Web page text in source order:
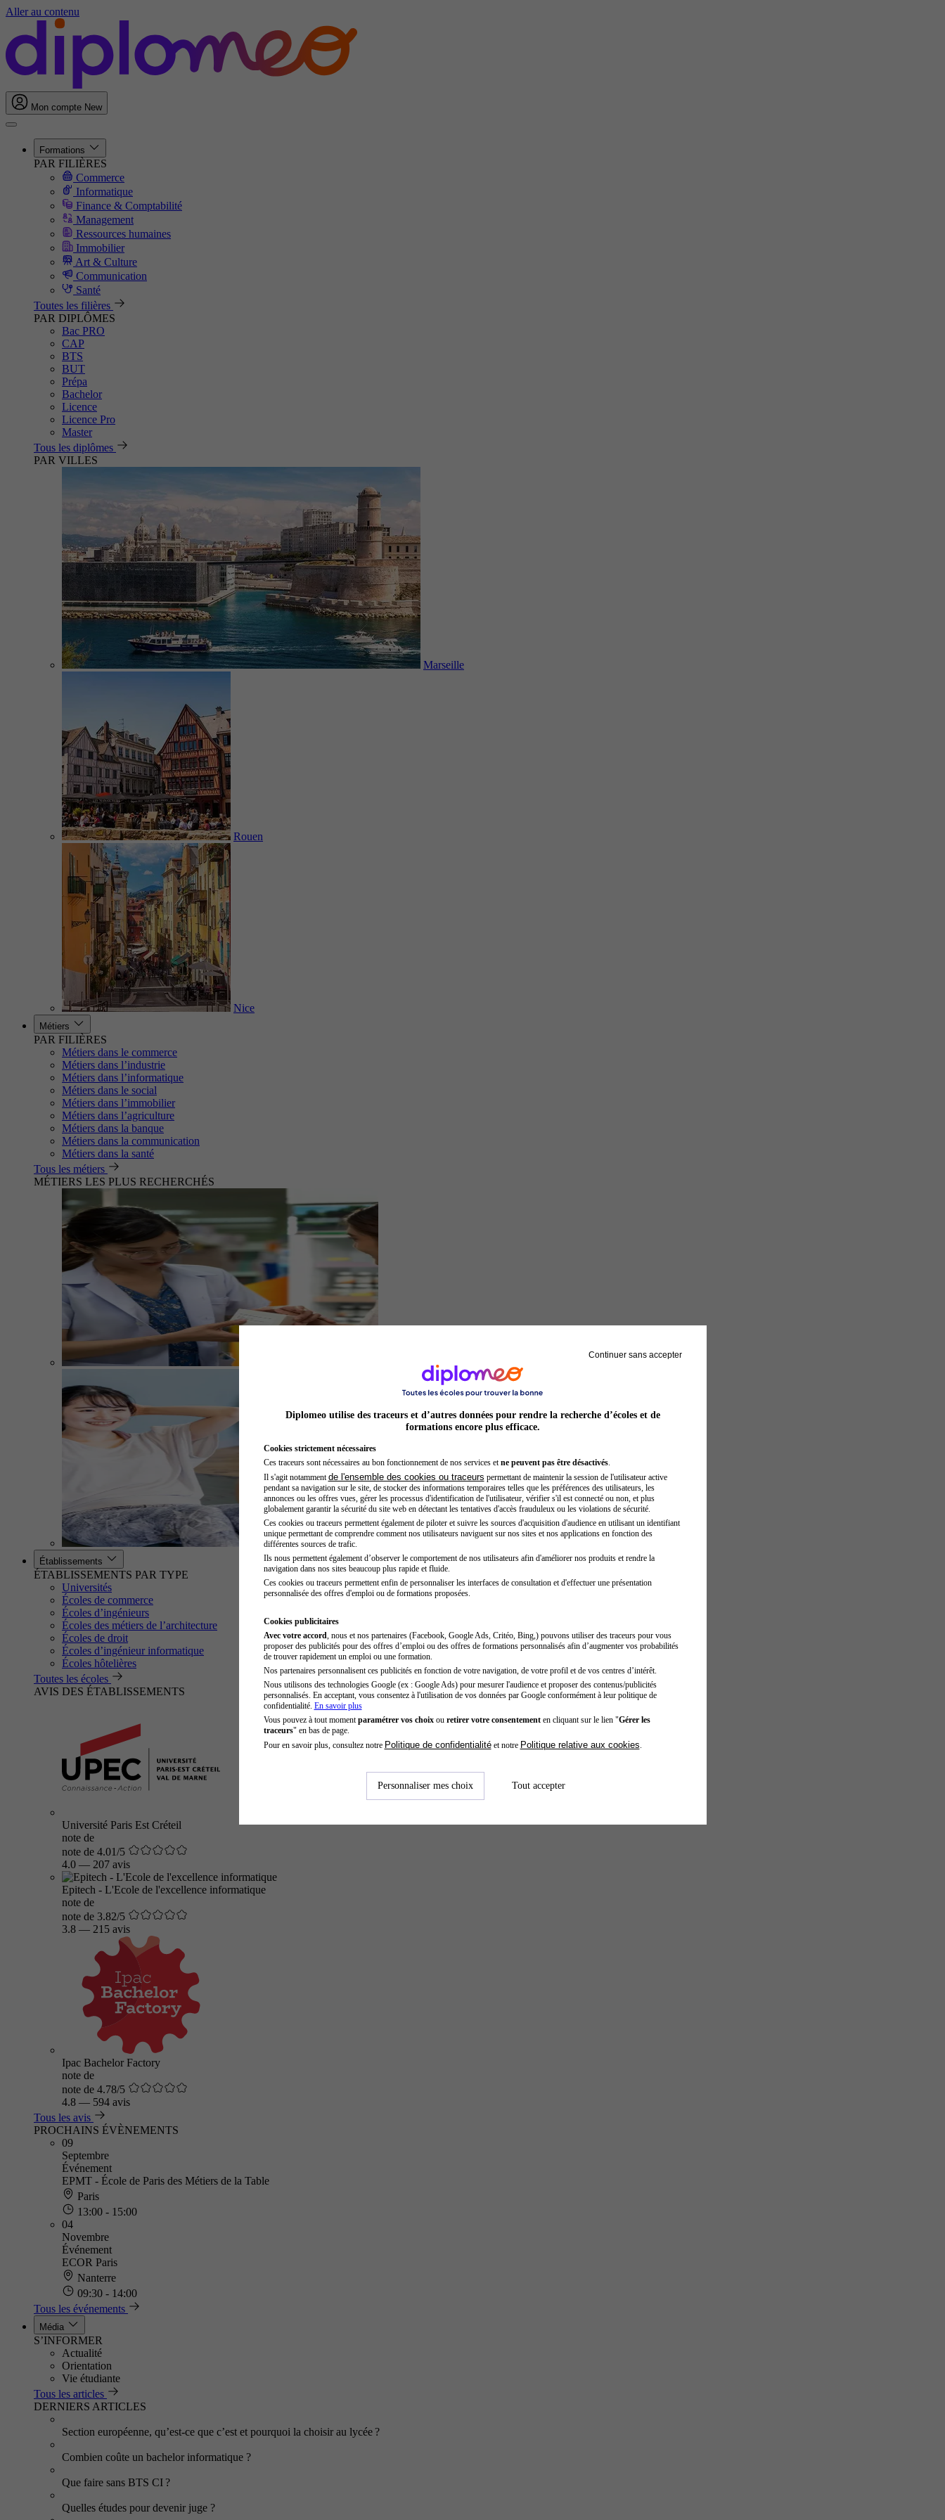
Aller au contenu
Mon compte New
Formations
PAR FILIÈRES
Commerce
Informatique
Finance & Comptabilité
Management
Ressources humaines
Immobilier
Art & Culture
Communication
Santé
Toutes les filières
PAR DIPLÔMES
Bac PRO
CAP
BTS
BUT
Prépa
Bachelor
Licence
Licence Pro
Master
Tous les diplômes
PAR VILLES
Marseille
Rouen
Nice
Métiers
PAR FILIÈRES
Métiers dans le commerce
Métiers dans l’industrie
Métiers dans l’informatique
Métiers dans le social
Métiers dans l’immobilier
Métiers dans l’agriculture
Métiers dans la banque
Métiers dans la communication
Métiers dans la santé
Tous les métiers
MÉTIERS LES PLUS RECHERCHÉS
Préparateur en pharmacie
Établissements
ÉTABLISSEMENTS PAR TYPE
Universités
Écoles de commerce
Écoles d’ingénieurs
Écoles des métiers de l’architecture
Écoles de droit
Écoles d’ingénieur informatique
Écoles hôtelières
Toutes les écoles
AVIS DES ÉTABLISSEMENTS
Université Paris Est Créteil
note de
note de 4.01/5
4.0 — 207 avis
Epitech - L'Ecole de l'excellence informatique
note de
note de 3.82/5
3.8 — 215 avis
Ipac Bachelor Factory
note de
note de 4.78/5
4.8 — 594 avis
Tous les avis
PROCHAINS ÉVÈNEMENTS
09
Septembre
Événement
EPMT - École de Paris des Métiers de la Table
Paris
13:00 - 15:00
04
Novembre
Événement
ECOR Paris
Nanterre
09:30 - 14:00
Tous les événements
Média
S’INFORMER
Actualité
Orientation
Vie étudiante
Tous les articles
DERNIERS ARTICLES
Section européenne, qu’est-ce que c’est et pourquoi la choisir au lycée ?
Combien coûte un bachelor informatique ?
Que faire sans BTS CI ?
Quelles études pour devenir juge ?
Continuer sans accepter
Diplomeo utilise des traceurs et d’autres données pour rendre la recherche d’écoles et de
formations encore plus efficace.
Cookies strictement nécessaires
Ces traceurs sont nécessaires au bon fonctionnement de nos services et ne peuvent pas être désactivés.
Il s'agit notamment de l'ensemble des cookies ou traceurs permettant de maintenir la session de l'utilisateur active
pendant sa navigation sur le site, de stocker des informations temporaires telles que les préférences des utilisateurs, les
annonces ou les offres vues, gérer les processus d'identification de l'utilisateur, vérifier s'il est connecté ou non, et plus
globalement garantir la sécurité du site web en détectant les tentatives d'accès frauduleux ou les violations de sécurité.
Ces cookies ou traceurs permettent également de piloter et suivre les sources d'acquisition d'audience en utilisant un identifiant
unique permettant de comprendre comment nos utilisateurs naviguent sur nos sites et nos applications en fonction des
différentes sources de trafic.
Ils nous permettent également d’observer le comportement de nos utilisateurs afin d'améliorer nos produits et rendre la
navigation dans nos sites beaucoup plus rapide et fluide.
Ces cookies ou traceurs permettent enfin de personnaliser les interfaces de consultation et d'effectuer une présentation
personnalisée des offres d'emploi ou de formations proposées.
Cookies publicitaires
Avec votre accord , nous et nos partenaires (Facebook, Google Ads, Critéo, Bing,) pouvons utiliser des traceurs pour vous
proposer des publicités pour des offres d’emploi ou des offres de formations personnalisés afin d’augmenter vos probabilités
de trouver rapidement un emploi ou une formation.
Nos partenaires personnalisent ces publicités en fonction de votre navigation, de votre profil et de vos centres d’intérêt.
Nous utilisons des technologies Google (ex : Google Ads) pour mesurer l'audience et proposer des contenus/publicités
personnalisés. En acceptant, vous consentez à l'utilisation de vos données par Google conformément à leur politique de
confidentialité. En savoir plus
Vous pouvez à tout moment paramétrer vos choixou retirer votre consentementen cliquant sur le lien "Gérer les
traceurs" en bas de page.
Pour en savoir plus, consultez notre Politique de confidentialitéet notre Politique relative aux cookies
Personnaliser mes choix Tout accepter